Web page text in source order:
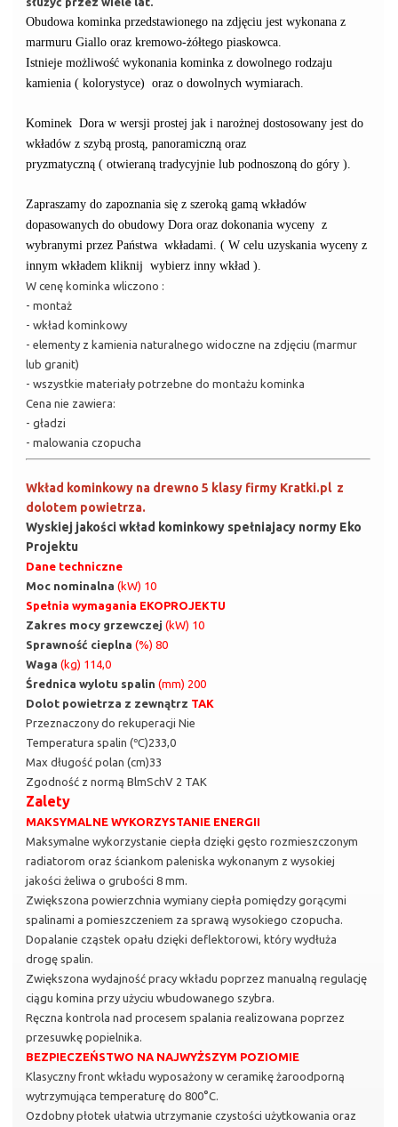
Obudowa kominka przedstawionego na zdjęciu jest wykonana z
marmuru Giallo oraz kremowo-żółtego piaskowca.
Istnieje możliwość wykonania kominka z dowolnego rodzaju
kamienia ( kolorystyce) oraz o dowolnych wymiarach.
Kominek Dora w wersji prostej jak i narożnej dostosowany jest do
wkładów z szybą prostą, panoramiczną oraz
pryzmatyczną ( otwieraną tradycyjnie lub podnoszoną do góry ).
Zapraszamy do zapoznania się z szeroką gamą wkładów
dopasowanych do obudowy Dora oraz dokonania wyceny z
wybranymi przez Państwa wkładami. ( W celu uzyskania wyceny z
innym wkładem kliknij wybierz inny wkład ).
W cenę kominka wliczono :
- montaż
- wkład kominkowy
- elementy z kamienia naturalnego widoczne na zdjęciu (marmur
lub granit)
- wszystkie materiały potrzebne do montażu kominka
Cena nie zawiera:
- gładzi
- malowania czopucha
Wkład kominkowy na drewno 5 klasy firmy Kratki.pl z
dolotem powietrza.
Wyskiej jakości wkład kominkowy spełniajacy normy Eko
Projektu
Dane techniczne
Moc nominalna (kW) 10
Spełnia wymagania EKOPROJEKTU
Zakres mocy grzewczej (kW) 10
Sprawność cieplna (%) 80
Waga (kg) 114,0
Średnica wylotu spalin (mm) 200
Dolot powietrza z zewnątrz TAK
Przeznaczony do rekuperacji Nie
Temperatura spalin (℃)233,0
Max długość polan (cm)33
Zgodność z normą BlmSchV 2 TAK
Zalety
MAKSYMALNE WYKORZYSTANIE ENERGII
Maksymalne wykorzystanie ciepła dzięki gęsto rozmieszczonym
radiatorom oraz ściankom paleniska wykonanym z wysokiej
jakości żeliwa o grubości 8 mm.
Zwiększona powierzchnia wymiany ciepła pomiędzy gorącymi
spalinami a pomieszczeniem za sprawą wysokiego czopucha.
Dopalanie cząstek opału dzięki deflektorowi, który wydłuża
drogę spalin.
Zwiększona wydajność pracy wkładu poprzez manualną regulację
ciągu komina przy użyciu wbudowanego szybra.
Ręczna kontrola nad procesem spalania realizowana poprzez
przesuwkę popielnika.
BEZPIECZEŃSTWO NA NAJWYŻSZYM POZIOMIE
Klasyczny front wkładu wyposażony w ceramikę żaroodporną
wytrzymująca temperaturę do 800°C.
Ozdobny płotek ułatwia utrzymanie czystości użytkowania oraz